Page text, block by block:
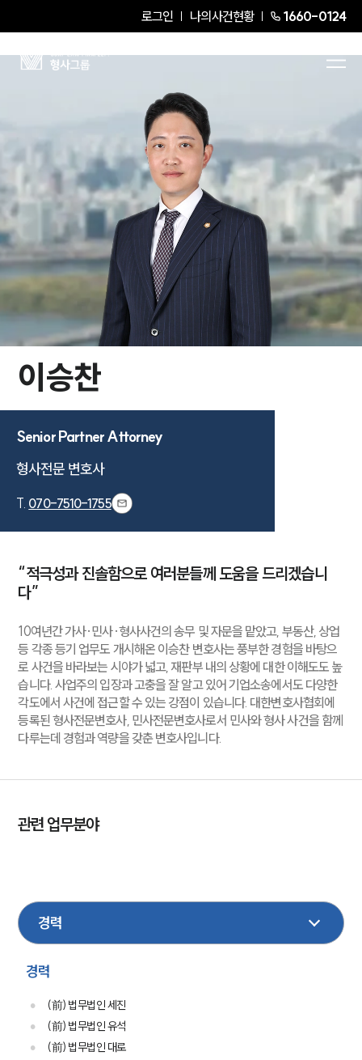
로그인 나의사건현황 1660-0124
이승찬Senior Partner Attorney
이승찬
Senior Partner Attorney
형사전문 변호사
T. 070-7510-1755
“적극성과 진솔함으로 여러분들께 도움을 드리겠습니
다”
10여년간 가사·민사·형사사건의 송무 및 자문을 맡았고, 부동산, 상업
등 각종 등기 업무도 개시해온 이승찬 변호사는 풍부한 경험을 바탕으
로 사건을 바라보는 시야가 넓고, 재판부 내의 상황에 대한 이해도도 높
습니다. 사업주의 입장과 고충을 잘 알고 있어 기업소송에서도 다양한
각도에서 사건에 접근할 수 있는 강점이 있습니다. 대한변호사협회에
등록된 형사전문변호사, 민사전문변호사로서 민사와 형사 사건을 함께
다루는데 경험과 역량을 갖춘 변호사입니다.
관련 업무분야
경력
(前) 법무법인 세진
(前) 법무법인 유석
(前) 법무법인 대로